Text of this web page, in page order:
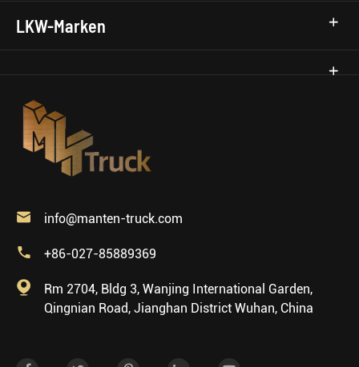
LKW-Marken
 info@manten-truck.com
 +86-027-85889369

Rm 2704, Bldg 3, Wanjing International Garden,
Qingnian Road, Jianghan District Wuhan, China